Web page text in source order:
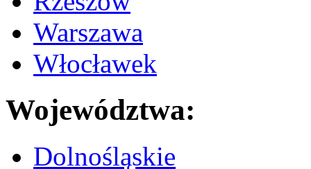
Warszawa
Włocławek
Województwa:
Dolnośląskie